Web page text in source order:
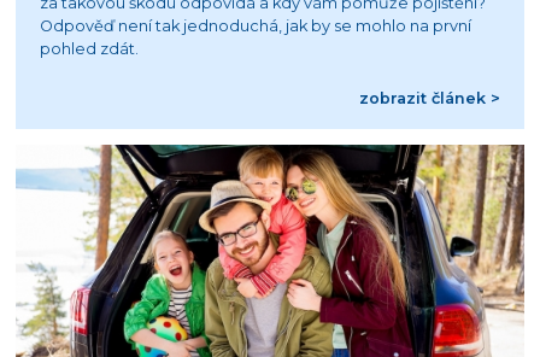
Odpověď není tak jednoduchá, jak by se mohlo na první
pohled zdát.
zobrazit článek >